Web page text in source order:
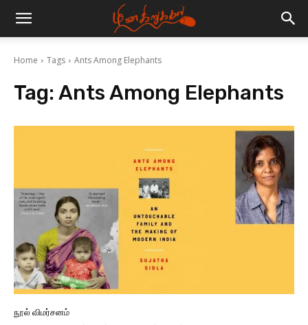
Home Tags Ants Among Elephants
Tag: Ants Among Elephants
நூல் விமர்சனம்